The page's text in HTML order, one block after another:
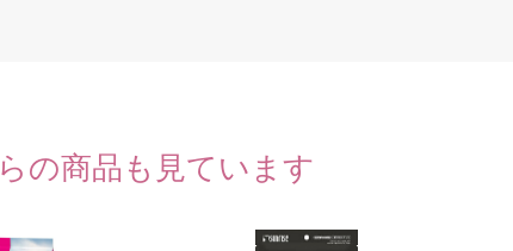
の商品も見ています